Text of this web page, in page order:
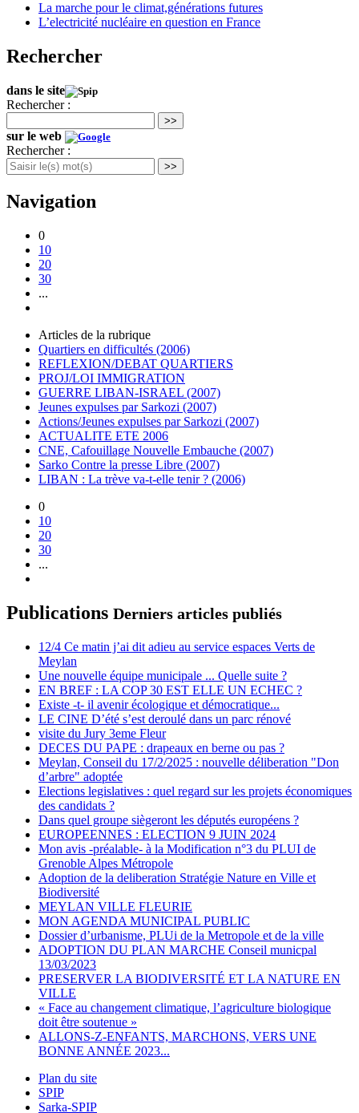
La marche pour le climat,générations futures
L’electricité nucléaire en question en France
Rechercher
dans le site
Rechercher :
>>
sur le web
Rechercher :
>>
Navigation
0
10
20
30
...
Articles de la rubrique
Quartiers en difficultés (2006)
REFLEXION/DEBAT QUARTIERS
PROJ/LOI IMMIGRATION
GUERRE LIBAN-ISRAEL (2007)
Jeunes expulses par Sarkozi (2007)
Actions/Jeunes expulses par Sarkozi (2007)
ACTUALITE ETE 2006
CNE, Cafouillage Nouvelle Embauche (2007)
Sarko Contre la presse Libre (2007)
LIBAN : La trève va-t-elle tenir ? (2006)
0
10
20
30
...
Publications Derniers articles publiés
12/4 Ce matin j’ai dit adieu au service espaces Verts de
Meylan
Une nouvelle équipe municipale ... Quelle suite ?
EN BREF : LA COP 30 EST ELLE UN ECHEC ?
Existe -t- il avenir écologique et démocratique...
LE CINE D’été s’est deroulé dans un parc rénové
visite du Jury 3eme Fleur
DECES DU PAPE : drapeaux en berne ou pas ?
Meylan, Conseil du 17/2/2025 : nouvelle déliberation "Don
d’arbre" adoptée
Elections legislatives : quel regard sur les projets économiques
des candidats ?
Dans quel groupe siègeront les députés européens ?
EUROPEENNES : ELECTION 9 JUIN 2024
Mon avis -préalable- à la Modification n°3 du PLUI de
Grenoble Alpes Métropole
Adoption de la deliberation Stratégie Nature en Ville et
Biodiversité
MEYLAN VILLE FLEURIE
MON AGENDA MUNICIPAL PUBLIC
Dossier d’urbanisme, PLUi de la Metropole et de la ville
ADOPTION DU PLAN MARCHE Conseil municpal
13/03/2023
PRESERVER LA BIODIVERSITÉ ET LA NATURE EN
VILLE
« Face au changement climatique, l’agriculture biologique
doit être soutenue »
ALLONS-Z-ENFANTS, MARCHONS, VERS UNE
BONNE ANNÉE 2023...
Plan du site
SPIP
Sarka-SPIP